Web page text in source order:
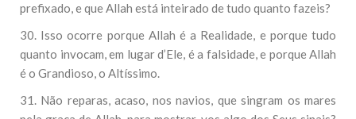
prefixado, e que Allah está inteirado de tudo quanto fazeis?
30. Isso ocorre porque Allah é a Realidade, e porque tudo
quanto invocam, em lugar d’Ele, é a falsidade, e porque Allah
é o Grandioso, o Altíssimo.
31. Não reparas, acaso, nos navios, que singram os mares